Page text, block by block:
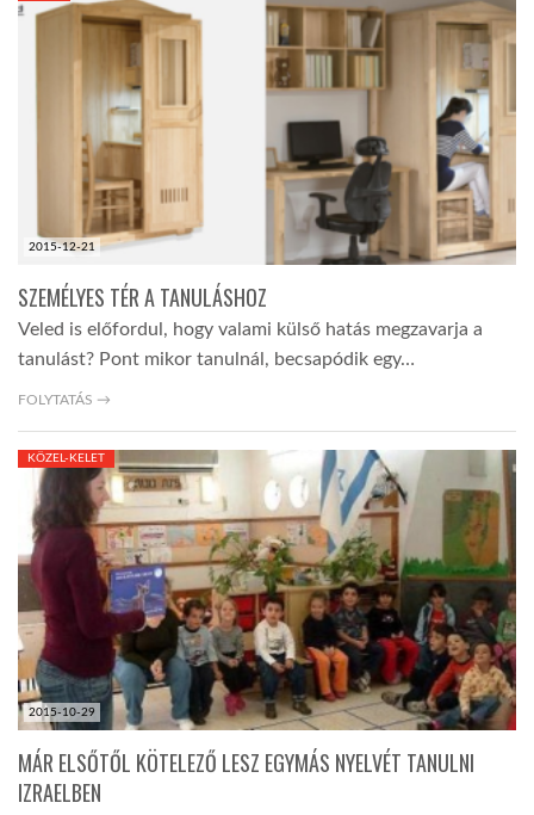
2015-12-21
SZEMÉLYES TÉR A TANULÁSHOZ
Veled is előfordul, hogy valami külső hatás megzavarja a
tanulást? Pont mikor tanulnál, becsapódik egy…
FOLYTATÁS →
2015-10-29
KÖZEL-KELET
MÁR ELSŐTŐL KÖTELEZŐ LESZ EGYMÁS NYELVÉT TANULNI
IZRAELBEN